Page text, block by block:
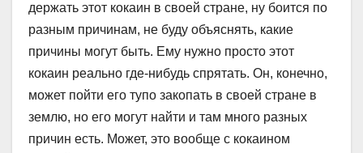
держать этот кокаин в своей стране, ну боится по
разным причинам, не буду объяснять, какие
причины могут быть. Ему нужно просто этот
кокаин реально где-нибудь спрятать. Он, конечно,
может пойти его тупо закопать в своей стране в
землю, но его могут найти и там много разных
причин есть. Может, это вообще с кокаином